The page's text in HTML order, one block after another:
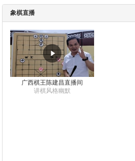
象棋直播
广西棋王陈建昌直播间
讲棋风格幽默